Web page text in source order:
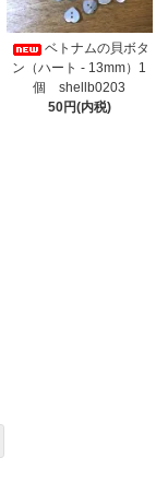
ベトナムの貝ボタ
ン（ハート - 13mm）1
個 shellb0203
50円(内税)